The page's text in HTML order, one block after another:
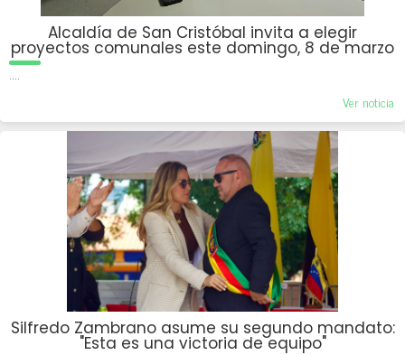
Alcaldía de San Cristóbal invita a elegir
proyectos comunales este domingo, 8 de marzo
Ver noticia
Silfredo Zambrano asume su segundo mandato:
"Esta es una victoria de equipo"